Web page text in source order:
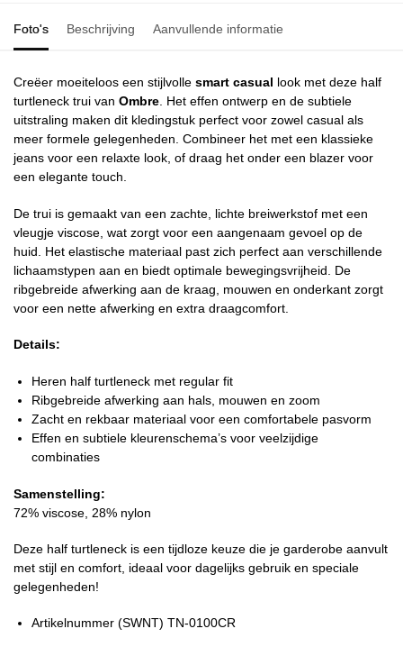
Foto's Beschrijving Aanvullende informatie
Creëer moeiteloos een stijlvolle smart casual look met deze half
turtleneck trui van Ombre. Het effen ontwerp en de subtiele
uitstraling maken dit kledingstuk perfect voor zowel casual als
meer formele gelegenheden. Combineer het met een klassieke
jeans voor een relaxte look, of draag het onder een blazer voor
een elegante touch.
De trui is gemaakt van een zachte, lichte breiwerkstof met een
vleugje viscose, wat zorgt voor een aangenaam gevoel op de
huid. Het elastische materiaal past zich perfect aan verschillende
lichaamstypen aan en biedt optimale bewegingsvrijheid. De
ribgebreide afwerking aan de kraag, mouwen en onderkant zorgt
voor een nette afwerking en extra draagcomfort.
Details:
Heren half turtleneck met regular fit
Ribgebreide afwerking aan hals, mouwen en zoom
Zacht en rekbaar materiaal voor een comfortabele pasvorm
Effen en subtiele kleurenschema’s voor veelzijdige
combinaties
Samenstelling:
72% viscose, 28% nylon
Deze half turtleneck is een tijdloze keuze die je garderobe aanvult
met stijl en comfort, ideaal voor dagelijks gebruik en speciale
gelegenheden!
Artikelnummer (SWNT) TN-0100CR